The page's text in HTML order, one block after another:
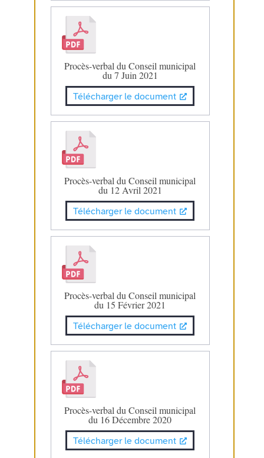
Procès-verbal du Conseil municipal
du 7 Juin 2021
Télécharger le document
Procès-verbal du Conseil municipal
du 12 Avril 2021
Télécharger le document
Procès-verbal du Conseil municipal
du 15 Février 2021
Télécharger le document
Procès-verbal du Conseil municipal
du 16 Décembre 2020
Télécharger le document